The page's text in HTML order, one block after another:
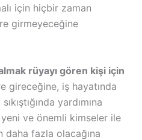
için hiçbir zaman
girmeyeceğine
rüyayı gören kişi için
gireceğine, iş hayatında
yardımına
ve önemli kimseler ile
daha fazla olacağına